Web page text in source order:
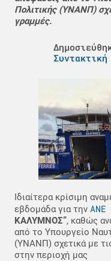
Πολιτικής (ΥΝΑΝΠ)
γραμμές.
Ιδιαίτερα κρίσιμη
εβδομάδα για την ΑΝΕ
ΚΑΛΥΜΝΟΣ”, καθώς
από το Υπουργείο
(ΥΝΑΝΠ) σχετικά με
στην περιοχή μας